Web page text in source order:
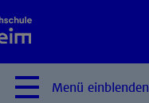
Menü einblenden